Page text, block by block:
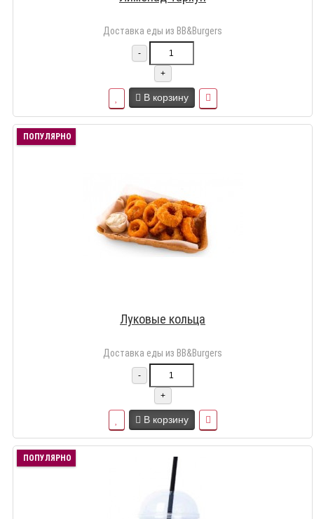
Доставка еды из BB&Burgers
-
+
В корзину
ПОПУЛЯРНО
Луковые кольца
Доставка еды из BB&Burgers
-
+
В корзину
ПОПУЛЯРНО